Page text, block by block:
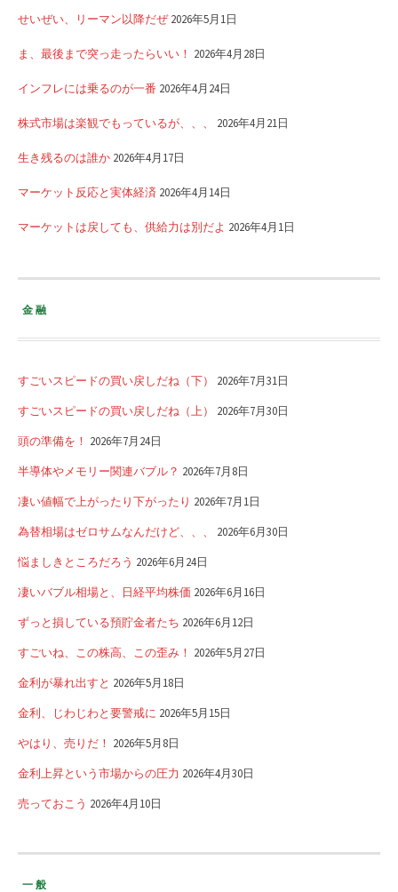
せいぜい、リーマン以降だぜ2026年5月1日
ま、最後まで突っ走ったらいい！ 2026年4月28日
インフレには乗るのが一番 2026年4月24日
株式市場は楽観でもっているが、、、 2026年4月21日
生き残るのは誰か 2026年4月17日
マーケット反応と実体経済 2026年4月14日
マーケットは戻しても、供給力は別だよ 2026年4月1日
金融
すごいスピードの買い戻しだね（下） 2026年7月31日
すごいスピードの買い戻しだね（上） 2026年7月30日
頭の準備を！ 2026年7月24日
半導体やメモリー関連バブル？ 2026年7月8日
凄い値幅で上がったり下がったり 2026年7月1日
為替相場はゼロサムなんだけど、、、 2026年6月30日
悩ましきところだろう 2026年6月24日
凄いバブル相場と、日経平均株価 2026年6月16日
ずっと損している預貯金者たち 2026年6月12日
すごいね、この株高、この歪み！ 2026年5月27日
金利が暴れ出すと 2026年5月18日
金利、じわじわと要警戒に 2026年5月15日
やはり、売りだ！ 2026年5月8日
金利上昇という市場からの圧力 2026年4月30日
売っておこう 2026年4月10日
一般